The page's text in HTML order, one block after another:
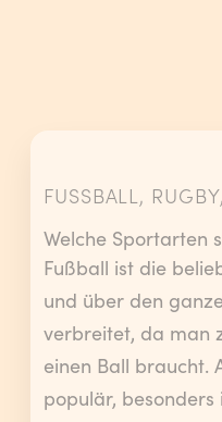
FUSSBALL,
Welche Sportarten
Fußball ist die
und über den
verbreitet, da man
einen Ball braucht.
populär, besonders